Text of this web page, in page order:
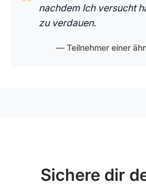
nachdem Ich versucht
zu verdauen.
Teilnehmer einer
Sichere dir